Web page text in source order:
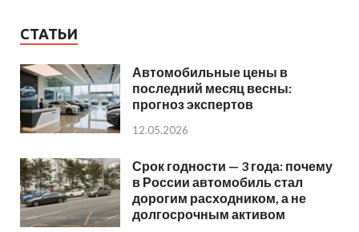
СТАТЬИ
Автомобильные цены в
последний месяц весны:
прогноз экспертов
12.05.2026
Срок годности — 3 года: почему
в России автомобиль стал
дорогим расходником, а не
долгосрочным активом